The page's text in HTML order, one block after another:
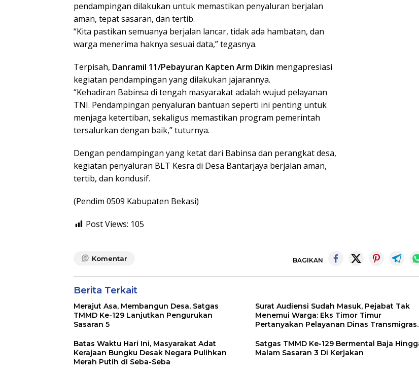
pendampingan dilakukan untuk memastikan penyaluran berjalan
aman, tepat sasaran, dan tertib.
“Kita pastikan semuanya berjalan lancar, tidak ada hambatan, dan
warga menerima haknya sesuai data,” tegasnya.
Terpisah, Danramil 11/Pebayuran Kapten Arm Dikin mengapresiasi
kegiatan pendampingan yang dilakukan jajarannya.
“Kehadiran Babinsa di tengah masyarakat adalah wujud pelayanan
TNI. Pendampingan penyaluran bantuan seperti ini penting untuk
menjaga ketertiban, sekaligus memastikan program pemerintah
tersalurkan dengan baik,” tuturnya.
Dengan pendampingan yang ketat dari Babinsa dan perangkat desa,
kegiatan penyaluran BLT Kesra di Desa Bantarjaya berjalan aman,
tertib, dan kondusif.
(Pendim 0509 Kabupaten Bekasi)
Post Views: 105
Komentar BAGIKAN
Berita Terkait
Merajut Asa, Membangun Desa, Satgas
TMMD Ke-129 Lanjutkan Pengurukan
Sasaran 5
Surat Audiensi Sudah Masuk, Pejabat Tak
Menemui Warga: Eks Timor Timur
Pertanyakan Pelayanan Dinas Transmigrasi
Batas Waktu Hari Ini, Masyarakat Adat
Kerajaan Bungku Desak Negara Pulihkan
Merah Putih di Seba-Seba
Satgas TMMD Ke-129 Bermental Baja Hingga
Malam Sasaran 3 Di Kerjakan